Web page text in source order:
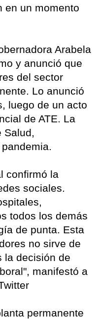
en un momento
Arabela
y anunció que
del sector
Lo anunció
luego de un acto
de ATE. La
Salud,
confirmó la
sociales.
todos los demás
de punta. Esta
no sirve de
la decisión de
manifestó a
permanente